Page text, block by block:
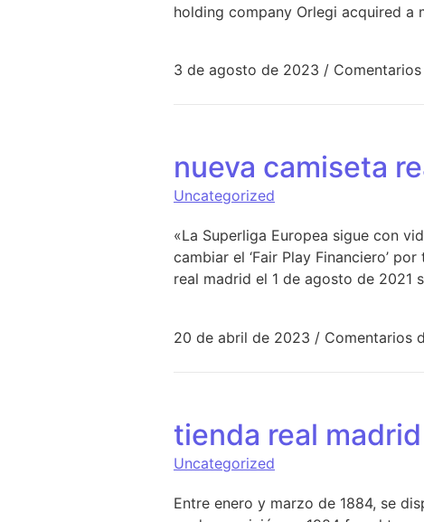
holding company Orlegi acquired
3 de agosto de 2023 /
nueva camiseta
Uncategorized
«La Superliga Europea sigue con
cambiar el ‘Fair Play Financiero’
real madrid el 1 de agosto de 2021
20 de abril de 2023 / Comentarios
tienda real
Uncategorized
Entre enero y marzo de 1884, se